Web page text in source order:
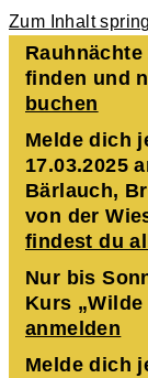
Zum Inhalt
finden und
buchen
Melde dich
17.03.2025
Bärlauch,
von der
findest du
Nur bis
Kurs
anmelden
Melde dich